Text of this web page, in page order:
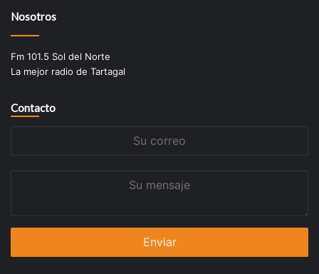
Nosotros
Fm 101.5 Sol del Norte
La mejor radio de Tartagal
Contacto